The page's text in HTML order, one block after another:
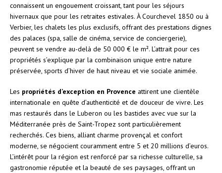
connaissent un engouement croissant, tant pour les séjours
hivernaux que pour les retraites estivales. À Courchevel 1850 ou à
Verbier, les chalets les plus exclusifs, offrant des prestations dignes
des palaces (spa, salle de cinéma, service de conciergerie),
peuvent se vendre au-delà de 50 000 € le m². L’attrait pour ces
propriétés s’explique par la combinaison unique entre nature
préservée, sports d’hiver de haut niveau et vie sociale animée.
Les propriétés d’exception en Provence attirent une clientèle
internationale en quête d’authenticité et de douceur de vivre. Les
mas restaurés dans le Luberon ou les bastides avec vue sur la
Méditerranée près de Saint-Tropez sont particulièrement
recherchés. Ces biens, alliant charme provençal et confort
moderne, se négocient couramment entre 5 et 20 millions d’euros.
L’intérêt pour la région est renforcé par sa richesse culturelle, sa
gastronomie réputée et la beauté de ses paysages, offrant un